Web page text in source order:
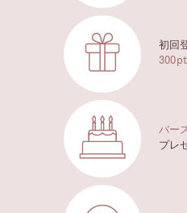
初回
300pt
バー
プレ